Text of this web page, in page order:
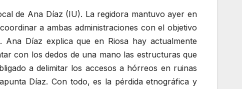
de Ana Díaz (IU). La regidora mantuvo ayer en
a ambas administraciones con el objetivo
Díaz explica que en Riosa hay actualmente
con los dedos de una mano las estructuras que
a delimitar los accesos a hórreos en ruinas
Díaz. Con todo, es la pérdida etnográfica y